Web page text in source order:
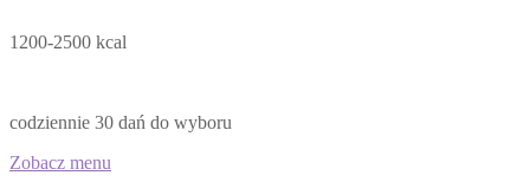
1200-2500 kcal
codziennie 30 dań do wyboru
Zobacz menu